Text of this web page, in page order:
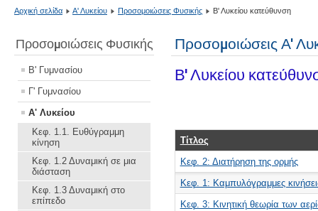
Αρχική σελίδα Α' Λυκείου Προσομοιώσεις Φυσικής Β' Λυκείου κατεύθυνση
Προσομοιώσεις Φυσικής
Β' Γυμνασίου
Γ' Γυμνασίου
Α' Λυκείου
Κεφ. 1.1. Ευθύγραμμη
κίνηση
Κεφ. 1.2 Δυναμική σε μια
διάσταση
Κεφ. 1.3 Δυναμική στο
επίπεδο
Προσομοιώσεις Α'
Β' Λυκείου
Τίτλος
Κεφ. 2: Διατήρηση της ορμής
Κεφ. 1: Καμπυλόγραμμες
Κεφ. 3: Κινητική θεωρία των